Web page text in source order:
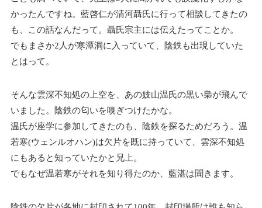
かったんですね。藍啓仁が清河聶氏に行って相談してきたの
も、この話なんだって。聶氏宗主には伝えたってことか。
でもまさか2人が寒潭洞に入っていて、陰鉄も出現していた
とはって。
そんな雲深不知処の上空を、あの妓山温氏の黒い梟が飛んで
いました。陰鉄の匂いを嗅ぎつけたかな。
温氏が座学に参加してきたのも、陰鉄を探るためだろう。温
若寒(ウェンルオハン)は欠片を既に持っていて、雲深不知処
にもあると知っていたかと兄上。
でもなぜ温若寒がそれを知り得たのか、藍湛は聞きます。